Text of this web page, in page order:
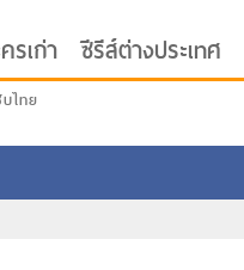
รเก่า ซีรีส์ต่างประเทศ
ไทย